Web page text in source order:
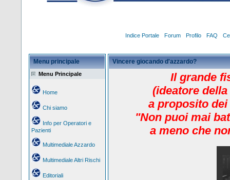
Indice Portale Forum Profilo FAQ
Menu principale
Menu Principale
Home
Chi siamo
Info per Operatori e
Pazienti
Multimediale Azzardo
Multimediale Altri Rischi
Editoriali
Vincere giocando d'azzardo?
Il grande
(ideatore
a proposito
"Non puoi mai
a meno che